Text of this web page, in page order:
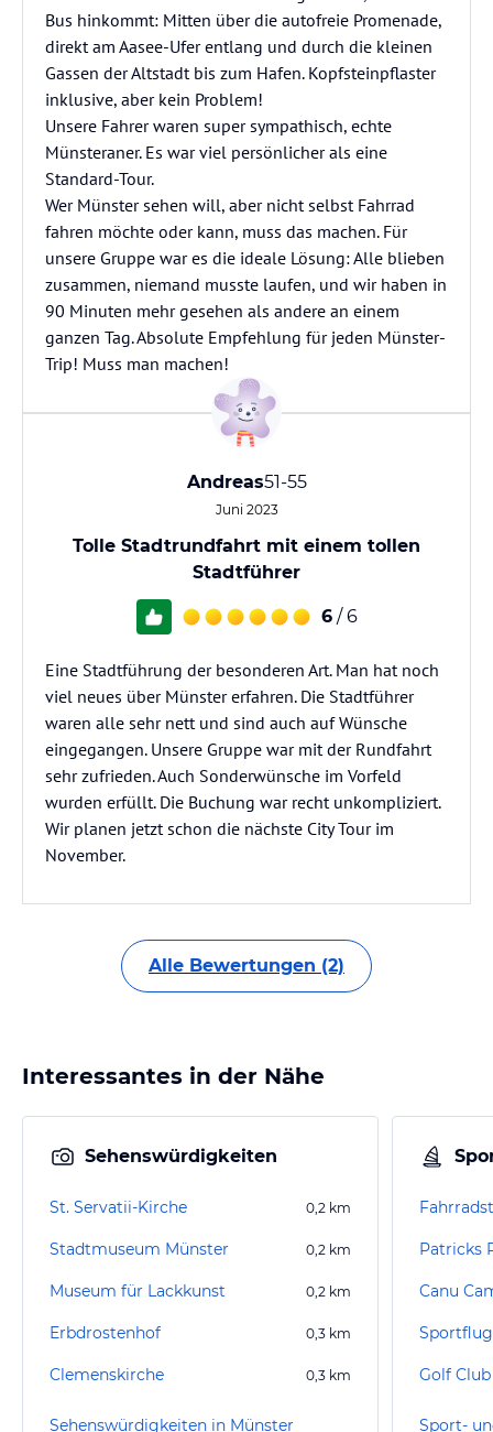
Bus hinkommt: Mitten über die autofreie Promenade,
direkt am Aasee-Ufer entlang und durch die kleinen
Gassen der Altstadt bis zum Hafen. Kopfsteinpflaster
inklusive, aber kein Problem!
Unsere Fahrer waren super sympathisch, echte
Münsteraner. Es war viel persönlicher als eine
Standard-Tour.
Wer Münster sehen will, aber nicht selbst Fahrrad
fahren möchte oder kann, muss das machen. Für
unsere Gruppe war es die ideale Lösung: Alle blieben
zusammen, niemand musste laufen, und wir haben in
90 Minuten mehr gesehen als andere an einem
ganzen Tag. Absolute Empfehlung für jeden Münster-
Trip! Muss man machen!
Andreas51-55
Juni 2023
Tolle Stadtrundfahrt mit einem tollen
Stadtführer
6 / 6
Eine Stadtführung der besonderen Art. Man hat noch
viel neues über Münster erfahren. Die Stadtführer
waren alle sehr nett und sind auch auf Wünsche
eingegangen. Unsere Gruppe war mit der Rundfahrt
sehr zufrieden. Auch Sonderwünsche im Vorfeld
wurden erfüllt. Die Buchung war recht unkompliziert.
Wir planen jetzt schon die nächste City Tour im
November.
Alle Bewertungen (2)
Interessantes in der Nähe
Sehenswürdigkeiten
St. Servatii-Kirche 0,2 km
Stadtmuseum Münster 0,2 km
Museum für Lackkunst 0,2 km
Erbdrostenhof 0,3 km
Clemenskirche 0,3 km
Sehenswürdigkeiten in Münster
Patricks
Canu
Golf